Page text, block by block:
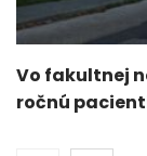
Vo fakultnej
ročnú